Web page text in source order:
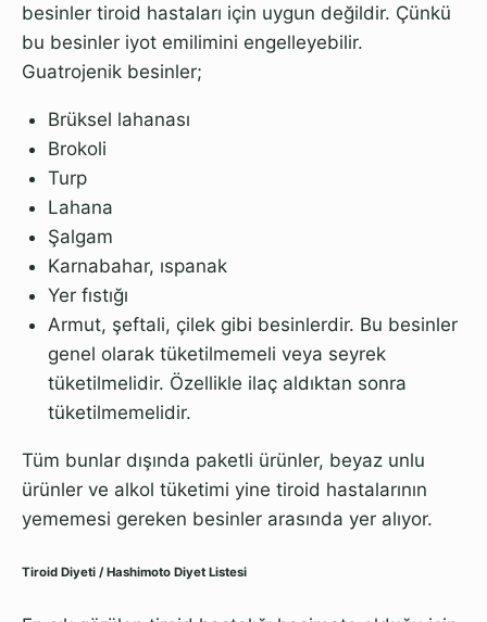
besinler tiroid hastaları için uygun değildir. Çünkü
bu besinler iyot emilimini engelleyebilir.
Guatrojenik besinler;
Brüksel lahanası
Brokoli
Turp
Lahana
Şalgam
Karnabahar, ıspanak
Yer fıstığı
Armut, şeftali, çilek gibi besinlerdir. Bu besinler
genel olarak tüketilmemeli veya seyrek
tüketilmelidir. Özellikle ilaç aldıktan sonra
tüketilmemelidir.
Tüm bunlar dışında paketli ürünler, beyaz unlu
ürünler ve alkol tüketimi yine tiroid hastalarının
yememesi gereken besinler arasında yer alıyor.
Tiroid Diyeti / Hashimoto Diyet Listesi